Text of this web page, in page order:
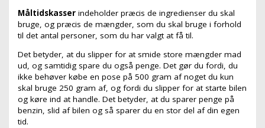
Måltidskasser indeholder præcis de ingredienser du skal
bruge, og præcis de mængder, som du skal bruge i forhold
til det antal personer, som du har valgt at få til.
Det betyder, at du slipper for at smide store mængder mad
ud, og samtidig spare du også penge. Det gør du fordi, du
ikke behøver købe en pose på 500 gram af noget du kun
skal bruge 250 gram af, og fordi du slipper for at starte bilen
og køre ind at handle. Det betyder, at du sparer penge på
benzin, slid af bilen og så sparer du en stor del af din egen
tid.